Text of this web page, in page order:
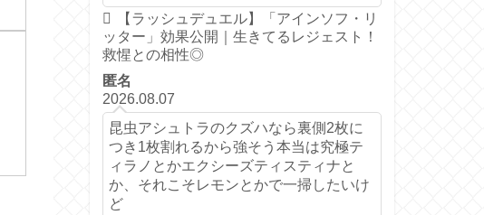
【ラッシュデュエル】「アインソフ・リ
ッター」効果公開｜生きてるレジェスト！
救惺との相性◎
匿名
2026.08.07
昆虫アシュトラのクズハなら裏側2枚に
つき1枚割れるから強そう本当は究極テ
ィラノとかエクシーズティスティナと
か、それこそレモンとかで一掃したいけ
ど